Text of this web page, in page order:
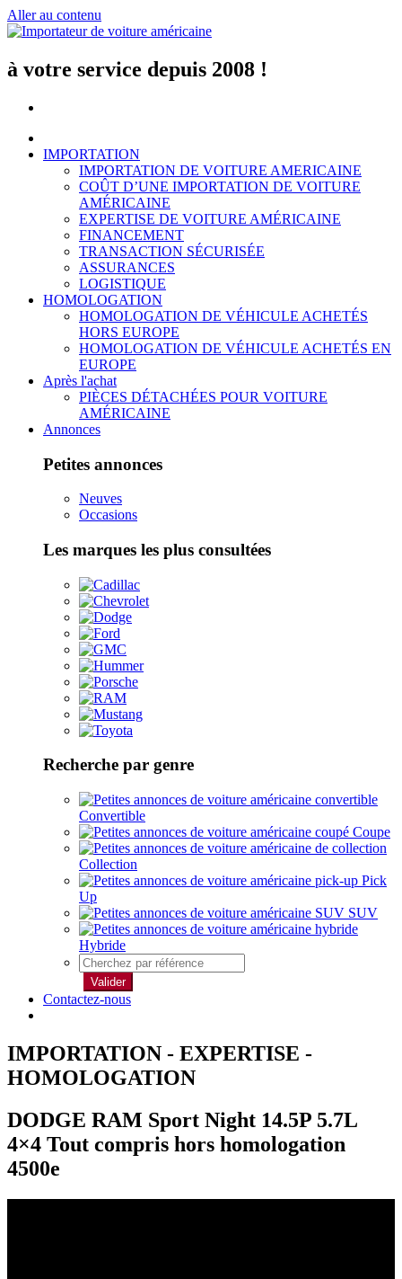
Aller au contenu
à votre service depuis 2008 !
IMPORTATION
IMPORTATION DE VOITURE AMERICAINE
COÛT D’UNE IMPORTATION DE VOITURE
AMÉRICAINE
EXPERTISE DE VOITURE AMÉRICAINE
FINANCEMENT
TRANSACTION SÉCURISÉE
ASSURANCES
LOGISTIQUE
HOMOLOGATION
HOMOLOGATION DE VÉHICULE ACHETÉS
HORS EUROPE
HOMOLOGATION DE VÉHICULE ACHETÉS EN
EUROPE
Après l'achat
PIÈCES DÉTACHÉES POUR VOITURE
AMÉRICAINE
Annonces
Petites annonces
Neuves
Occasions
Les marques les plus consultées
Recherche par genre
Convertible
Coupe
Collection
Pick
Up
SUV
Hybride
Valider
Contactez-nous
IMPORTATION - EXPERTISE -
HOMOLOGATION
DODGE RAM Sport Night 14.5P 5.7L
4×4 Tout compris hors homologation
4500e